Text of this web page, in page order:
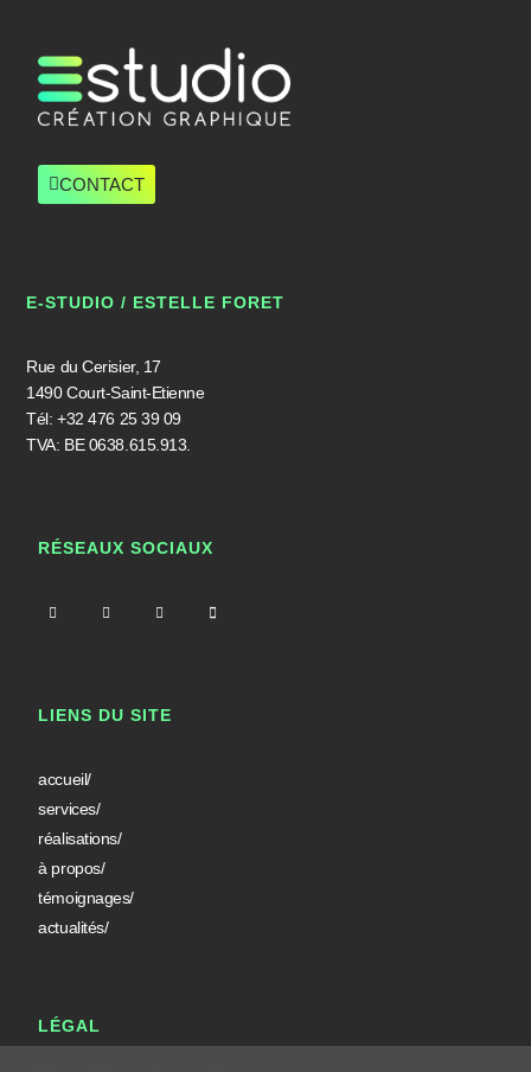
CONTACT
E-STUDIO / ESTELLE FORET
Rue du Cerisier, 17
1490 Court-Saint-Etienne
Tél: +32 476 25 39 09
TVA: BE 0638.615.913.
RÉSEAUX SOCIAUX
LIENS DU SITE
accueil/
services/
réalisations/
à propos/
témoignages/
actualités/
LÉGAL